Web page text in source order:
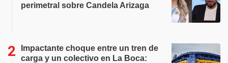
perimetral sobre Candela Arizaga
Impactante choque entre un tren de
carga y un colectivo en La Boca: